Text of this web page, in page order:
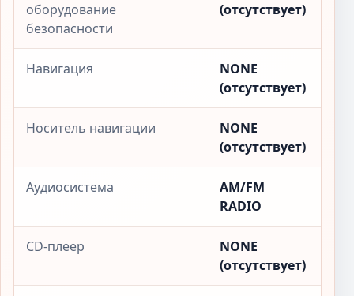
оборудование
безопасности
(отсутствует)
Навигация
NONE
(отсутствует)
Носитель навигации
NONE
(отсутствует)
Аудиосистема
AM/FM
RADIO
CD-плеер
NONE
(отсутствует)